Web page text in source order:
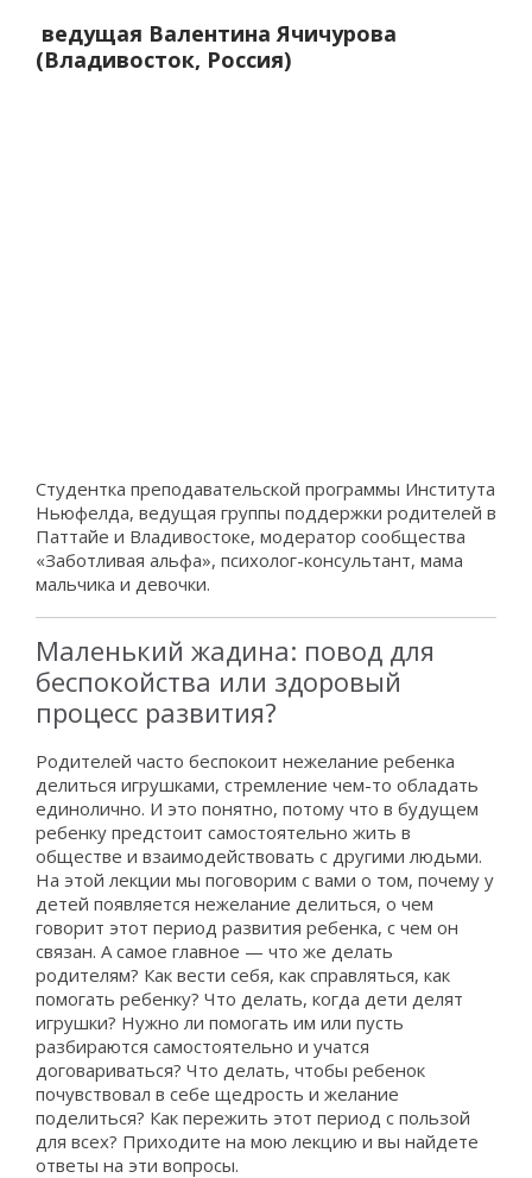
ведущая Валентина Ячичурова
(Владивосток, Россия)
Студентка преподавательской программы Института
Ньюфелда, ведущая группы поддержки родителей в
Паттайе и Владивостоке, модератор сообщества
«Заботливая альфа», психолог-консультант, мама
мальчика и девочки.
Маленький жадина: повод для
беспокойства или здоровый
процесс развития?
Родителей часто беспокоит нежелание ребенка
делиться игрушками, стремление чем-то обладать
единолично. И это понятно, потому что в будущем
ребенку предстоит самостоятельно жить в
обществе и взаимодействовать с другими людьми.
На этой лекции мы поговорим с вами о том, почему у
детей появляется нежелание делиться, о чем
говорит этот период развития ребенка, с чем он
связан. А самое главное — что же делать
родителям? Как вести себя, как справляться, как
помогать ребенку? Что делать, когда дети делят
игрушки? Нужно ли помогать им или пусть
разбираются самостоятельно и учатся
договариваться? Что делать, чтобы ребенок
почувствовал в себе щедрость и желание
поделиться? Как пережить этот период с пользой
для всех? Приходите на мою лекцию и вы найдете
ответы на эти вопросы.